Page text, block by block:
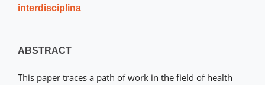
interdisciplina
ABSTRACT
This paper traces a path of work in the field of health